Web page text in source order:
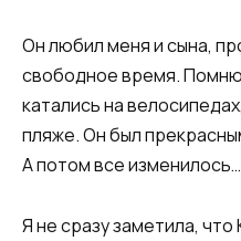
Он любил меня и сына,
свободное время.
катались на
пляже. Он был
А потом все изменилось…​​
​​Я не сразу заметила,